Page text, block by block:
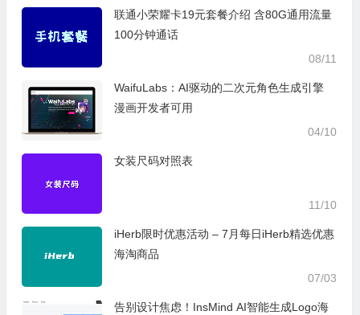
联通小荣耀卡19元套餐介绍 含80G通用流量
100分钟通话
08/11
WaifuLabs：AI驱动的二次元角色生成引擎
漫画开发者可用
04/10
女装尺码对照表
11/10
iHerb限时优惠活动 – 7月每日iHerb精选优惠
海淘商品
07/03
告别设计焦虑！InsMind AI智能生成Logo海